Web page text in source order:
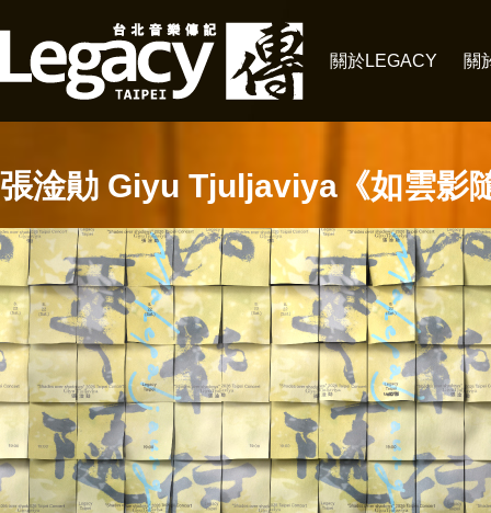
關於LEGACY 關
張淦勛 Giyu Tjuljaviya《如雲影